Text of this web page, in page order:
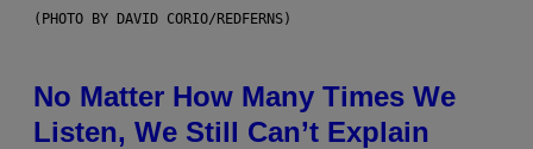
(PHOTO BY DAVID CORIO/REDFERNS)
No Matter How Many Times We
Listen, We Still Can’t Explain